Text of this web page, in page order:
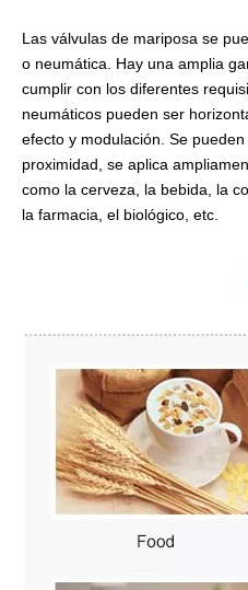
Las válvulas de mariposa se
o neumática. Hay una amplia
cumplir con los diferentes
neumáticos pueden ser
efecto y modulación. Se
proximidad, se aplica
como la cerveza, la bebida, la
la farmacia, el biológico, etc.